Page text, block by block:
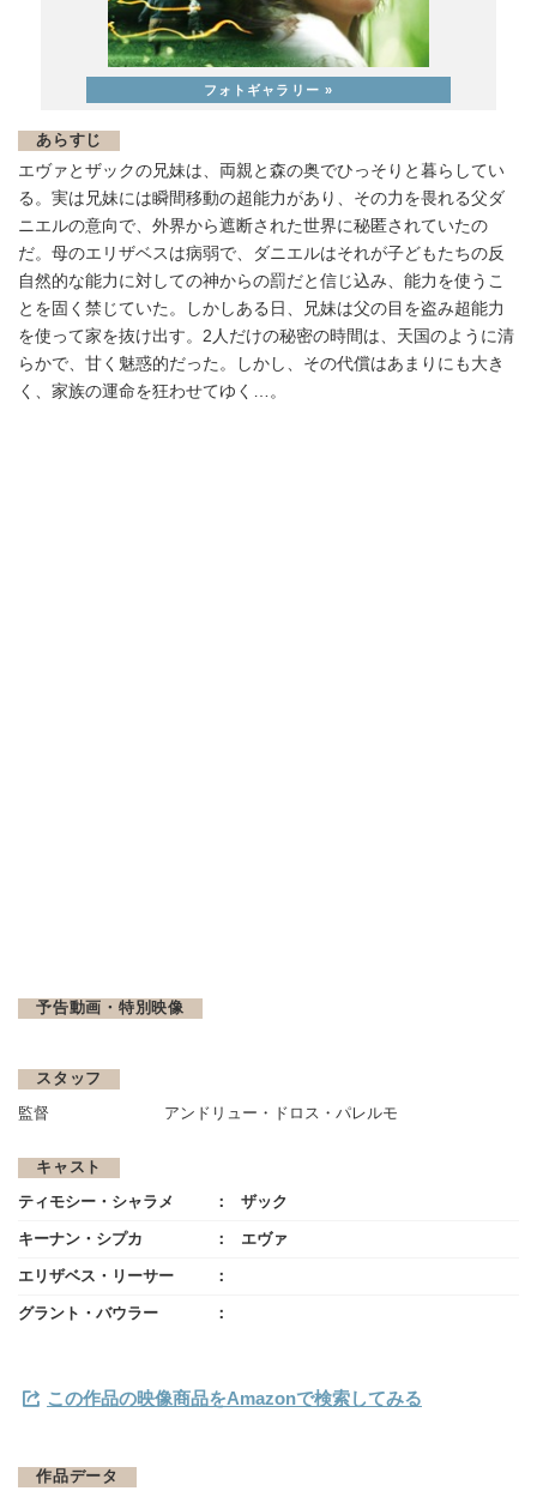
あらすじ
エヴァとザックの兄妹は、両親と森の奥でひっそりと暮らしてい
る。実は兄妹には瞬間移動の超能力があり、その力を畏れる父ダ
ニエルの意向で、外界から遮断された世界に秘匿されていたの
だ。母のエリザベスは病弱で、ダニエルはそれが子どもたちの反
自然的な能力に対しての神からの罰だと信じ込み、能力を使うこ
とを固く禁じていた。しかしある日、兄妹は父の目を盗み超能力
を使って家を抜け出す。2人だけの秘密の時間は、天国のように清
らかで、甘く魅惑的だった。しかし、その代償はあまりにも大き
く、家族の運命を狂わせてゆく…。
予告動画・特別映像
スタッフ
監督 アンドリュー・ドロス・パレルモ
キャスト
ティモシー・シャラメ ザック
キーナン・シプカ エヴァ
エリザベス・リーサー
グラント・バウラー
この作品の映像商品をAmazonで検索してみる
作品データ